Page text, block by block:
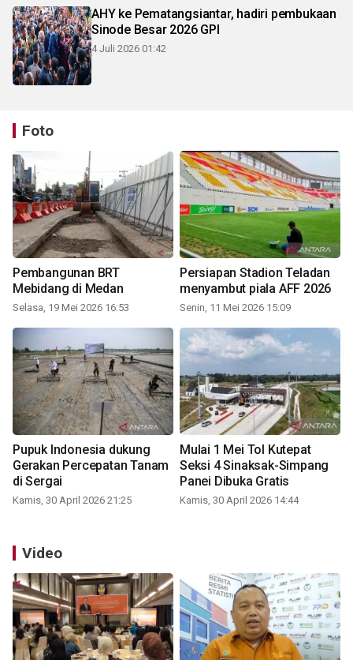
AHY ke Pematangsiantar, hadiri pembukaan
Sinode Besar 2026 GPI
4 Juli 2026 01:42
Foto
Pembangunan BRT
Mebidang di Medan
Selasa, 19 Mei 2026 16:53
Persiapan Stadion Teladan
menyambut piala AFF 2026
Senin, 11 Mei 2026 15:09
Pupuk Indonesia dukung
Gerakan Percepatan Tanam
di Sergai
Kamis, 30 April 2026 21:25
Mulai 1 Mei Tol Kutepat
Seksi 4 Sinaksak-Simpang
Panei Dibuka Gratis
Kamis, 30 April 2026 14:44
Video